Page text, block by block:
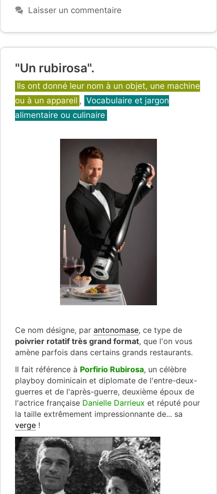
Laisser un commentaire
"Un rubirosa".
Catégories
Ils ont donné leur nom à un objet, une machine
ou à un appareil , Vocabulaire et jargon
alimentaire ou culinaire
Ce nom désigne, par antonomase, ce type de
poivrier rotatif très grand format, que l'on vous
amène parfois dans certains grands restaurants.
Il fait référence à Porfirio Rubirosa, un célèbre
playboy dominicain et diplomate de l'entre-deux-
guerres et de l'après-guerre, deuxième époux de
l'actrice française Danielle Darrieux et réputé pour
la taille extrêmement impressionnante de... sa
verge !